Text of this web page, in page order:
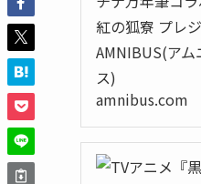
amnibus.com